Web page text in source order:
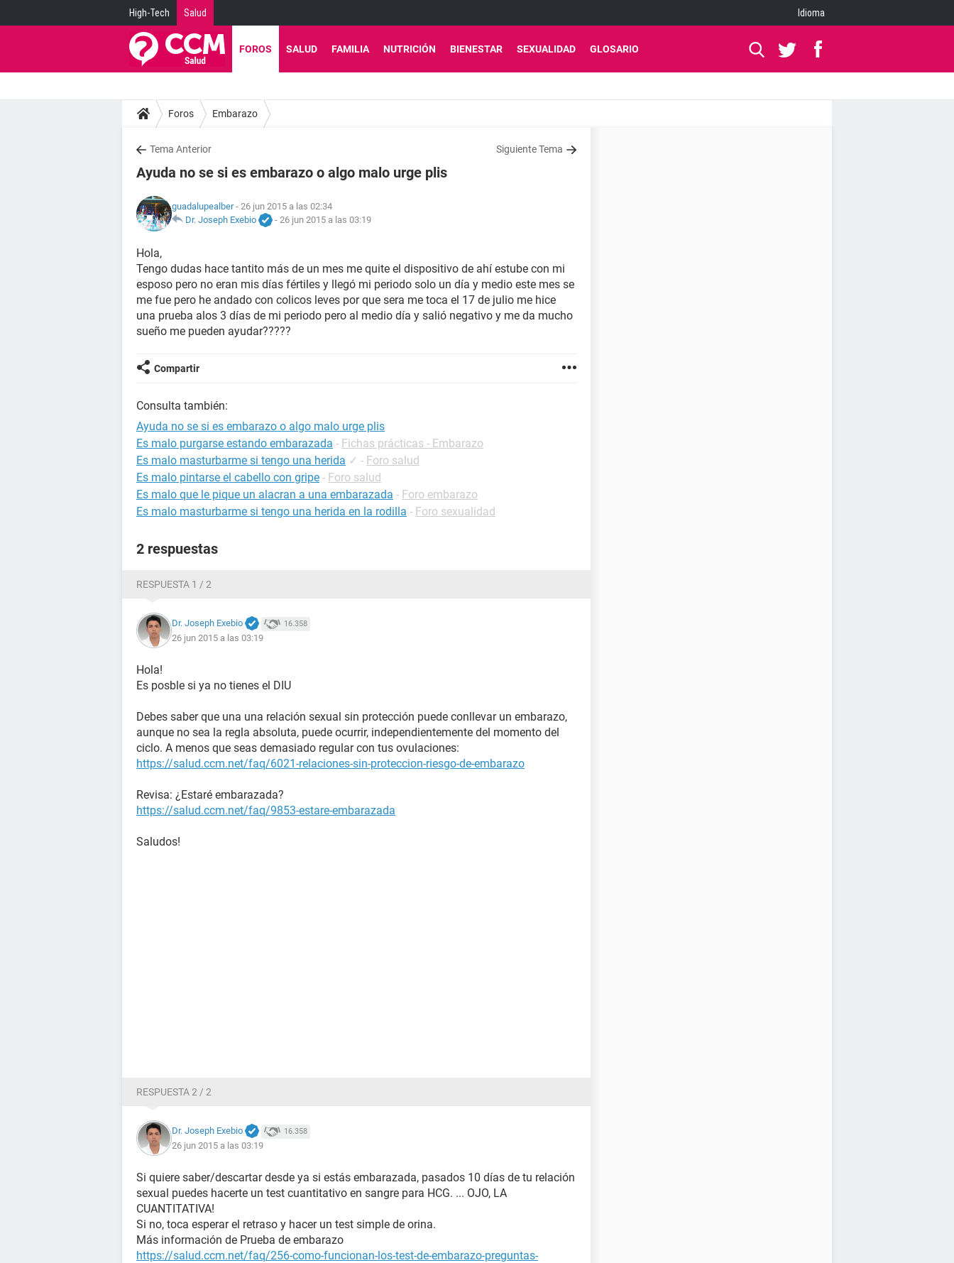
High-Tech Salud Idioma
FOROS SALUD FAMILIA NUTRICIÓN BIENESTAR SEXUALIDAD GLOSARIO
Foros Embarazo
Tema Anterior Siguiente Tema
Ayuda no se si es embarazo o algo malo urge plis
guadalupealber- 26 jun 2015 a las 02:34
Dr. Joseph Exebio
- 26 jun 2015 a las 03:19
Hola,
Tengo dudas hace tantito más de un mes me quite el dispositivo de ahí estube con mi
esposo pero no eran mis días fértiles y llegó mi periodo solo un día y medio este mes se
me fue pero he andado con colicos leves por que sera me toca el 17 de julio me hice
una prueba alos 3 días de mi periodo pero al medio día y salió negativo y me da mucho
sueño me pueden ayudar?????
Compartir
Consulta también:
Ayuda no se si es embarazo o algo malo urge plis
Es malo purgarse estando embarazada - Fichas prácticas - Embarazo
Es malo masturbarme si tengo una herida ✓ - Foro salud
Es malo pintarse el cabello con gripe - Foro salud
Es malo que le pique un alacran a una embarazada - Foro embarazo
Es malo masturbarme si tengo una herida en la rodilla - Foro sexualidad
2 respuestas
RESPUESTA 1 / 2
Dr. Joseph Exebio 16.358
26 jun 2015 a las 03:19
Hola!
Es posble si ya no tienes el DIU
Debes saber que una una relación sexual sin protección puede conllevar un embarazo,
aunque no sea la regla absoluta, puede ocurrir, independientemente del momento del
ciclo. A menos que seas demasiado regular con tus ovulaciones:
https://salud.ccm.net/faq/6021-relaciones-sin-proteccion-riesgo-de-embarazo
Revisa: ¿Estaré embarazada?
https://salud.ccm.net/faq/9853-estare-embarazada
Saludos!
RESPUESTA 2 / 2
Dr. Joseph Exebio 16.358
26 jun 2015 a las 03:19
Si quiere saber/descartar desde ya si estás embarazada, pasados 10 días de tu relación
sexual puedes hacerte un test cuantitativo en sangre para HCG. ... OJO, LA
CUANTITATIVA!
Si no, toca esperar el retraso y hacer un test simple de orina.
Más información de Prueba de embarazo
https://salud.ccm.net/faq/256-como-funcionan-los-test-de-embarazo-preguntas-